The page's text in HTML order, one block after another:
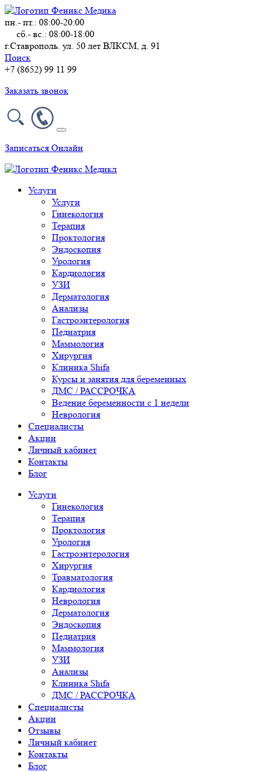
пн.- пт.: 08:00-20:00
сб.- вс.: 08:00-18:00
г.Ставрополь. ул. 50 лет ВЛКСМ, д. 91
Поиск
+7 (8652) 99 11 99
Заказать звонок
Записаться Онлайн
Услуги
Услуги
Гинекология
Терапия
Проктология
Эндоскопия
Урология
Кардиология
УЗИ
Дерматология
Анализы
Гастроэнтерология
Педиатрия
Маммология
Хирургия
Клиника Shifa
Курсы и занятия для беременных
ДМС / РАССРОЧКА
Ведение беременности с 1 недели
Неврология
Специалисты
Акции
Личный кабинет
Контакты
Блог
Услуги
Гинекология
Терапия
Проктология
Урология
Гастроэнтерология
Хирургия
Травматология
Кардиология
Неврология
Дерматология
Эндоскопия
Педиатрия
Маммология
УЗИ
Анализы
Клиника Shifa
ДМС / РАССРОЧКА
Специалисты
Акции
Отзывы
Личный кабинет
Контакты
Блог